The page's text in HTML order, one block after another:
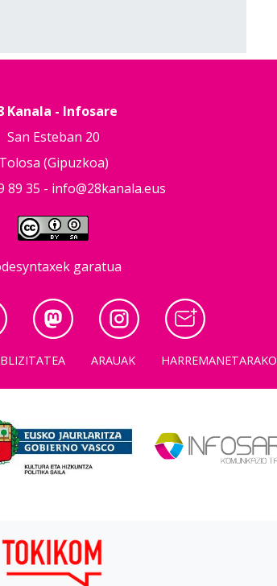
Kanala - Infosare
San Esteban 20
Tolosa (Gipuzkoa)
89 35 - info@28kanala.eus
garatua
ARAUAK HARREMANETARAKO